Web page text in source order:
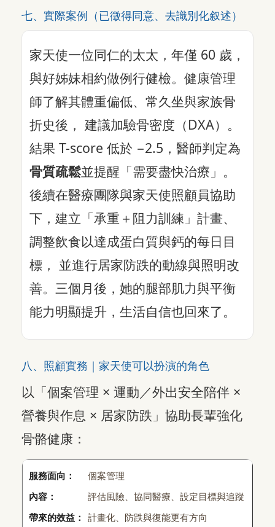
七、實際案例（已徵得同意、去識別化叙述）
家天使一位同仁的太太，年僅 60 歲，
與好姊妹相約做例行健檢。健康管理
師了解其體重偏低、常久坐與家族骨
折史後， 建議加驗骨密度（DXA）。
結果 T-score 低於 −2.5，醫師判定為
骨質疏鬆並提醒「需要盡快治療」。
後續在醫療團隊與家天使照顧員協助
下，建立「承重＋阻力訓練」計畫、
調整飲食以達成蛋白質與鈣的每日目
標， 並進行居家防跌的動線與照明改
善。三個月後，她的腿部肌力與平衡
能力明顯提升，生活自信也回來了。
八、照顧實務｜家天使可以扮演的角色
以「個案管理 × 運動／外出安全陪伴 ×
營養與作息 × 居家防跌」協助長輩強化
骨骼健康：
個案管理
評估風險、協同醫療、設定目標與追蹤
計畫化、防跌與復能更有方向